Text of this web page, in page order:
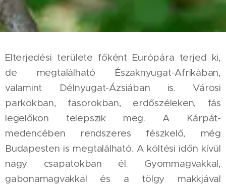
Elterjedési területe főként Európára terjed ki,
de megtalálható Északnyugat-Afrikában,
valamint Délnyugat-Ázsiában is. Városi
parkokban, fasorokban, erdőszéleken, fás
legelőkön telepszik meg. A Kárpát-
medencében rendszeres fészkelő, még
Budapesten is megtalálható. A költési időn kívül
nagy csapatokban él. Gyommagvakkal,
gabonamagvakkal és a tölgy makkjával